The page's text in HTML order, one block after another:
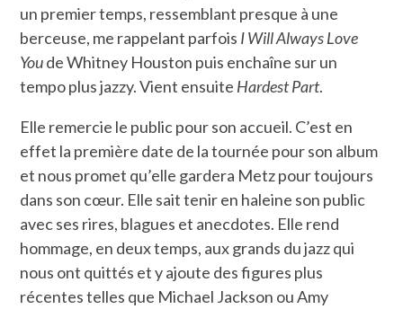
un premier temps, ressemblant presque à une
berceuse, me rappelant parfois I Will Always Love
Youde Whitney Houston puis enchaîne sur un
tempo plus jazzy. Vient ensuite Hardest Part.
Elle remercie le public pour son accueil. C’est en
effet la première date de la tournée pour son album
et nous promet qu’elle gardera Metz pour toujours
dans son cœur. Elle sait tenir en haleine son public
avec ses rires, blagues et anecdotes. Elle rend
hommage, en deux temps, aux grands du jazz qui
nous ont quittés et y ajoute des figures plus
récentes telles que Michael Jackson ou Amy